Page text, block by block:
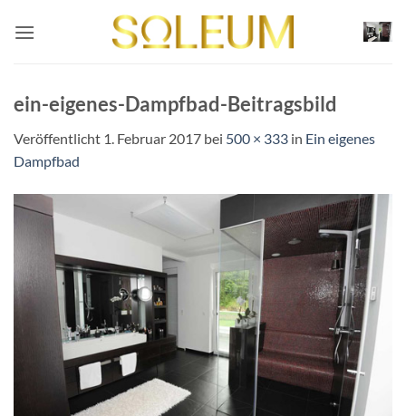
Inhalt
ein-eigenes-Dampfbad-Beitragsbild
Veröffentlicht 1. Februar 2017 bei 500 × 333 in Ein eigenes
Dampfbad